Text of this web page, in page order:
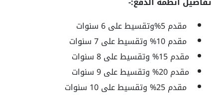
مقدم5% وتقسيط على6 سنوات
مقدم10% وتقسيط على7سنوات
مقدم15% وتقسيط على8سنوات
مقدم20% وتقسيط على9سنوات
مقدم25% وتقسيط على10 سنوات